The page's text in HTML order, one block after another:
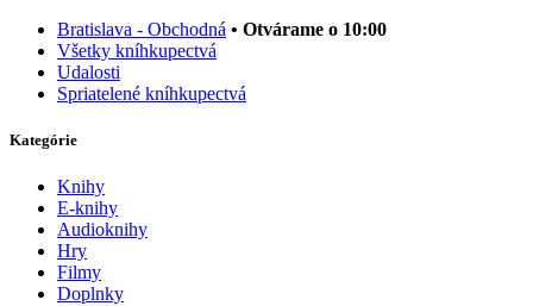
Bratislava - Obchodná • Otvárame o 10:00
Všetky kníhkupectvá
Udalosti
Spriatelené kníhkupectvá
Kategórie
Knihy
E-knihy
Audioknihy
Hry
Filmy
Doplnky